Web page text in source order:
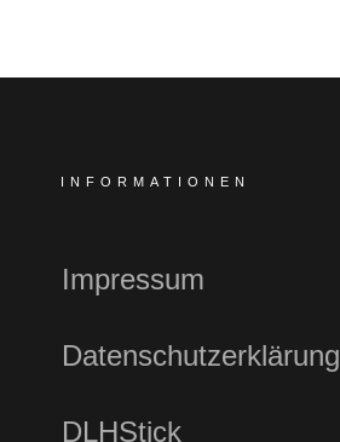
INFORMATIONEN
Impressum
Datenschutzerklärung
DLHStick